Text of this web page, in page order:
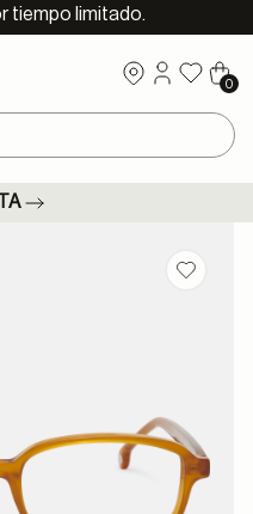
tiempo limitado.
0